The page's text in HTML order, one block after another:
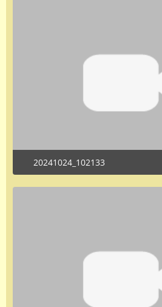
20241024_102133
October 24, 2024 at 2:11 PM